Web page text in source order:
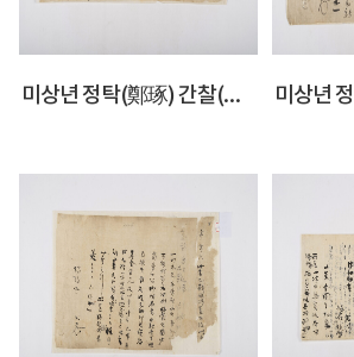
미상년 정탁(鄭琢) 간찰(簡札)